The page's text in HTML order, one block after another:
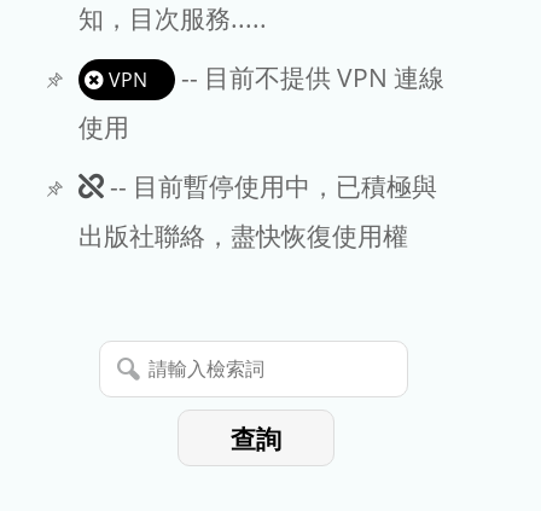
EndNote
知，目次服務.....
VPN
-- 目前不提供 VPN 連線
使用
此
期
暫
停
-- 目前暫停使用中，已積極與
出版社聯絡，盡快恢復使用權
請
輸
查詢